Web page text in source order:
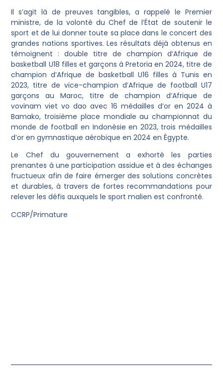
Il s’agit là de preuves tangibles, a rappelé le Premier
ministre, de la volonté du Chef de l’État de soutenir le
sport et de lui donner toute sa place dans le concert des
grandes nations sportives. Les résultats déjà obtenus en
témoignent : double titre de champion d’Afrique de
basketball U18 filles et garçons à Pretoria en 2024, titre de
champion d’Afrique de basketball U16 filles à Tunis en
2023, titre de vice-champion d’Afrique de football U17
garçons au Maroc, titre de champion d’Afrique de
vovinam viet vo dao avec 16 médailles d’or en 2024 à
Bamako, troisième place mondiale au championnat du
monde de football en Indonésie en 2023, trois médailles
d’or en gymnastique aérobique en 2024 en Égypte.
Le Chef du gouvernement a exhorté les parties
prenantes à une participation assidue et à des échanges
fructueux afin de faire émerger des solutions concrètes
et durables, à travers de fortes recommandations pour
relever les défis auxquels le sport malien est confronté.
CCRP/Primature